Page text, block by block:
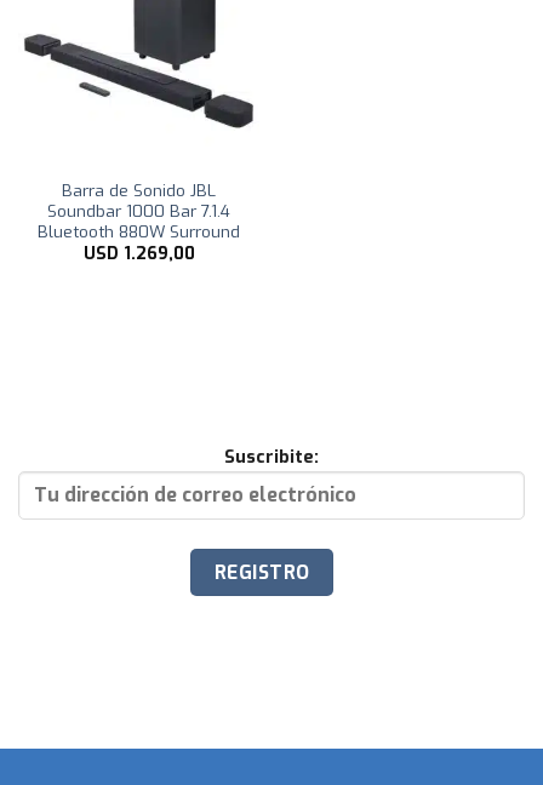
Barra de Sonido JBL
Soundbar 1000 Bar 7.1.4
Bluetooth 880W Surround
USD 1.269,00
Suscribite: